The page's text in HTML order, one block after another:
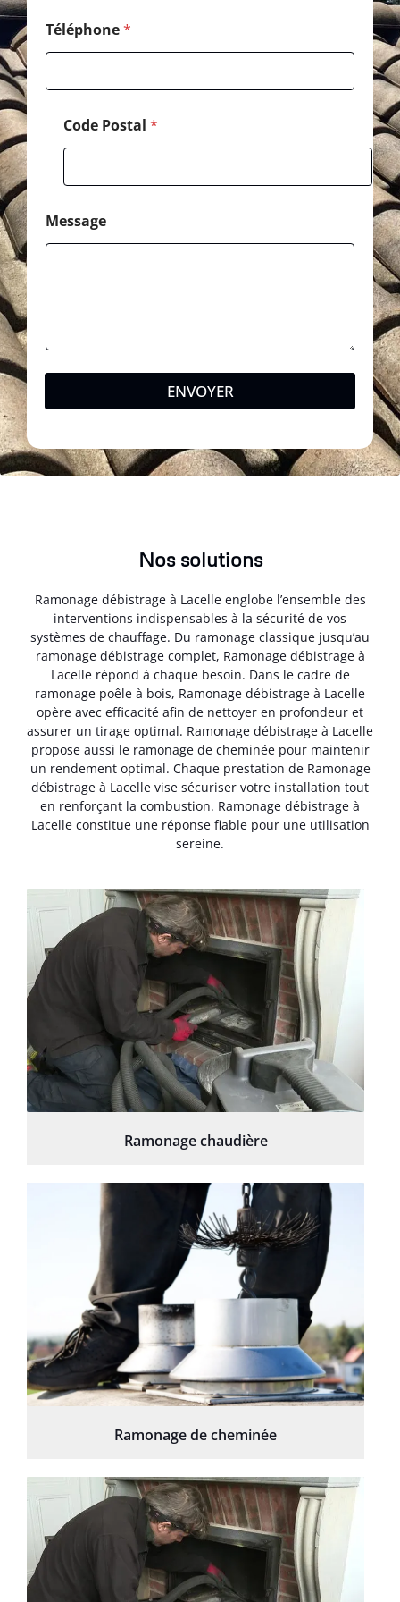
Téléphone*
Code Postal *
Message
ENVOYER
Nos solutions
Ramonage débistrage à Lacelle englobe l’ensemble des
interventions indispensables à la sécurité de vos
systèmes de chauffage. Du ramonage classique jusqu’au
ramonage débistrage complet, Ramonage débistrage à
Lacelle répond à chaque besoin. Dans le cadre de
ramonage poêle à bois, Ramonage débistrage à Lacelle
opère avec efficacité afin de nettoyer en profondeur et
assurer un tirage optimal. Ramonage débistrage à Lacelle
propose aussi le ramonage de cheminée pour maintenir
un rendement optimal. Chaque prestation de Ramonage
débistrage à Lacelle vise sécuriser votre installation tout
en renforçant la combustion. Ramonage débistrage à
Lacelle constitue une réponse fiable pour une utilisation
sereine.
Ramonage chaudière
Ramonage de cheminée